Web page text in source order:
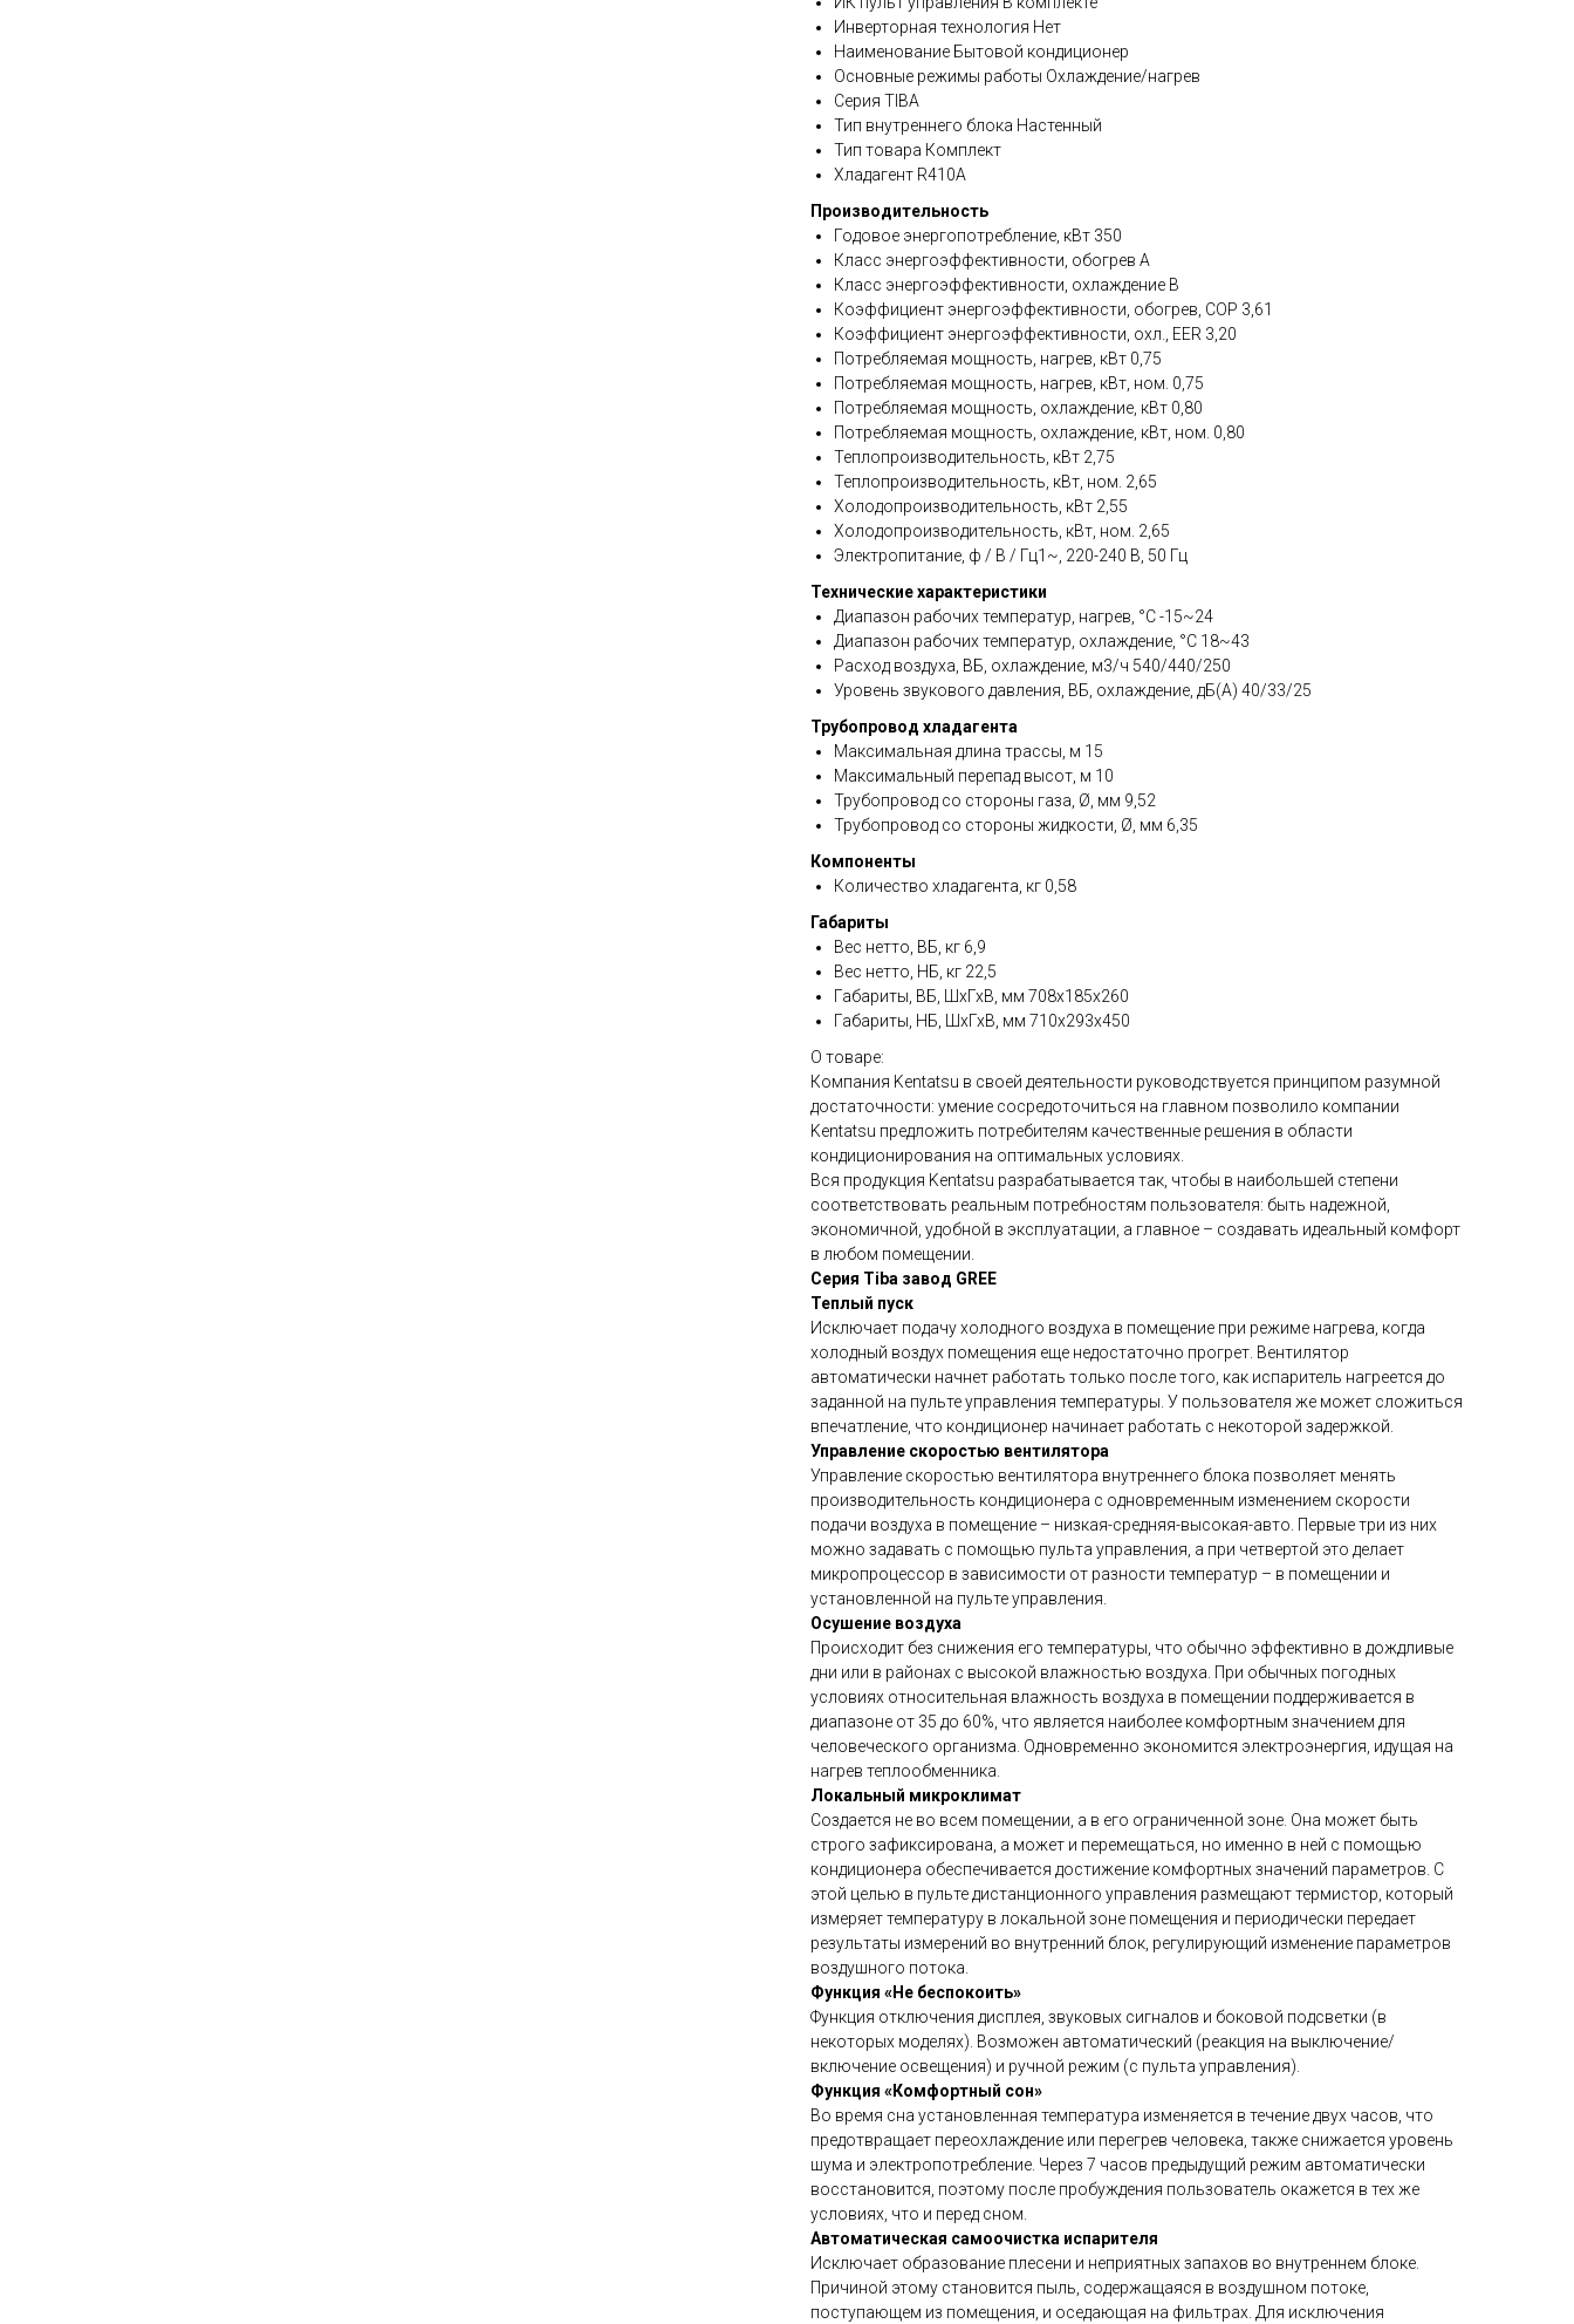
Инверторная технология Нет
Наименование Бытовой кондиционер
Основные режимы работы Охлаждение/нагрев
Серия TIBA
Тип внутреннего блока Настенный
Тип товара Комплект
Хладагент R410A
Производительность
Годовое энергопотребление, кВт 350
Класс энергоэффективности, обогрев A
Класс энергоэффективности, охлаждение B
Коэффициент энергоэффективности, обогрев, COP 3,61
Коэффициент энергоэффективности, охл., EER 3,20
Потребляемая мощность, нагрев, кВт 0,75
Потребляемая мощность, нагрев, кВт, ном. 0,75
Потребляемая мощность, охлаждение, кВт 0,80
Потребляемая мощность, охлаждение, кВт, ном. 0,80
Теплопроизводительность, кВт 2,75
Теплопроизводительность, кВт, ном. 2,65
Холодопроизводительность, кВт 2,55
Холодопроизводительность, кВт, ном. 2,65
Электропитание, ф / В / Гц1~, 220-240 В, 50 Гц
Технические характеристики
Диапазон рабочих температур, нагрев, °C -15~24
Диапазон рабочих температур, охлаждение, °C 18~43
Расход воздуха, ВБ, охлаждение, м3/ч 540/440/250
Уровень звукового давления, ВБ, охлаждение, дБ(А) 40/33/25
Трубопровод хладагента
Максимальная длина трассы, м 15
Максимальный перепад высот, м 10
Трубопровод со стороны газа, Ø, мм 9,52
Трубопровод со стороны жидкости, Ø, мм 6,35
Компоненты
Количество хладагента, кг 0,58
Габариты
Вес нетто, ВБ, кг 6,9
Вес нетто, НБ, кг 22,5
Габариты, ВБ, ШхГхВ, мм 708x185x260
Габариты, НБ, ШхГхВ, мм 710x293x450
О товаре:
Компания Kentatsu в своей деятельности руководствуется принципом разумной
достаточности: умение сосредоточиться на главном позволило компании
Kentatsu предложить потребителям качественные решения в области
кондиционирования на оптимальных условиях.
Вся продукция Kentatsu разрабатывается так, чтобы в наибольшей степени
соответствовать реальным потребностям пользователя: быть надежной,
экономичной, удобной в эксплуатации, а главное – создавать идеальный комфорт
в любом помещении.
Серия Tiba завод GREE
Теплый пуск
Исключает подачу холодного воздуха в помещение при режиме нагрева, когда
холодный воздух помещения еще недостаточно прогрет. Вентилятор
автоматически начнет работать только после того, как испаритель нагреется до
заданной на пульте управления температуры. У пользователя же может сложиться
впечатление, что кондиционер начинает работать с некоторой задержкой.
Управление скоростью вентилятора
Управление скоростью вентилятора внутреннего блока позволяет менять
производительность кондиционера с одновременным изменением скорости
подачи воздуха в помещение – низкая-средняя-высокая-авто. Первые три из них
можно задавать с помощью пульта управления, а при четвертой это делает
микропроцессор в зависимости от разности температур – в помещении и
установленной на пульте управления.
Осушение воздуха
Происходит без снижения его температуры, что обычно эффективно в дождливые
дни или в районах с высокой влажностью воздуха. При обычных погодных
условиях относительная влажность воздуха в помещении поддерживается в
диапазоне от 35 до 60%, что является наиболее комфортным значением для
человеческого организма. Одновременно экономится электроэнергия, идущая на
нагрев теплообменника.
Локальный микроклимат
Создается не во всем помещении, а в его ограниченной зоне. Она может быть
строго зафиксирована, а может и перемещаться, но именно в ней с помощью
кондиционера обеспечивается достижение комфортных значений параметров. С
этой целью в пульте дистанционного управления размещают термистор, который
измеряет температуру в локальной зоне помещения и периодически передает
результаты измерений во внутренний блок, регулирующий изменение параметров
воздушного потока.
Функция «Не беспокоить»
Функция отключения дисплея, звуковых сигналов и боковой подсветки (в
некоторых моделях). Возможен автоматический (реакция на выключение/
включение освещения) и ручной режим (с пульта управления).
Функция «Комфортный сон»
Во время сна установленная температура изменяется в течение двух часов, что
предотвращает переохлаждение или перегрев человека, также снижается уровень
шума и электропотребление. Через 7 часов предыдущий режим автоматически
восстановится, поэтому после пробуждения пользователь окажется в тех же
условиях, что и перед сном.
Автоматическая самоочистка испарителя
Исключает образование плесени и неприятных запахов во внутреннем блоке.
Причиной этому становится пыль, содержащаяся в воздушном потоке,
поступающем из помещения, и оседающая на фильтрах. Для исключения